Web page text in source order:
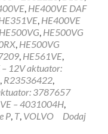
, HE400VE DAF
, HE400VE
HE500VG, HE500VG
, HE500VG
, HE561VE,
12V aktuator:
, R23536422,
3787657
– 4031004H,
P, T, VOLVO
Dodaj